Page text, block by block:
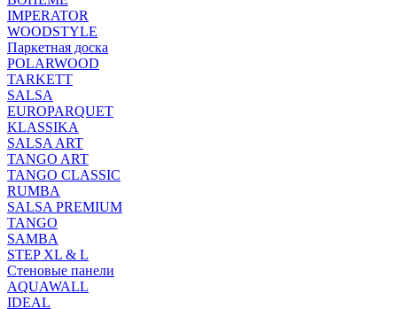
IMPERATOR
WOODSTYLE
Паркетная доска
POLARWOOD
TARKETT
SALSA
EUROPARQUET
KLASSIKA
SALSA ART
TANGO ART
TANGO CLASSIC
RUMBA
SALSA PREMIUM
TANGO
SAMBA
STEP XL & L
Стеновые панели
AQUAWALL
IDEAL